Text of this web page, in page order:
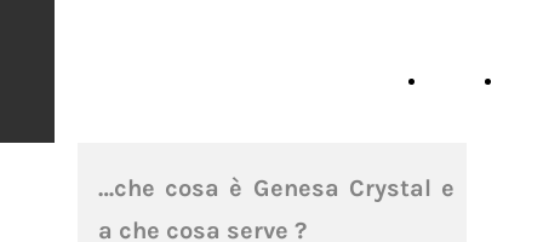
…che cosa è Genesa Crystal e
a che cosa serve ?